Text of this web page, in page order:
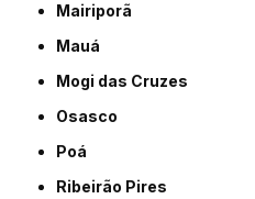
Mairiporã
Mauá
Mogi das Cruzes
Osasco
Poá
Ribeirão Pires